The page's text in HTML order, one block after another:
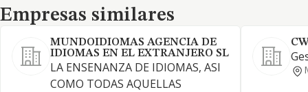
Empresas similares
Empresas similares
MUNDOIDIOMAS AGENCIA DE
IDIOMAS EN EL EXTRANJERO SL
LA ENSENANZA DE IDIOMAS, ASI
COMO TODAS AQUELLAS